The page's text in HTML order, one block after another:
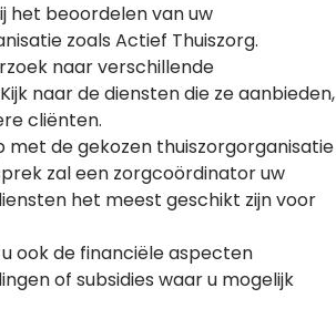
het beoordelen van uw
zoals Actief Thuiszorg.
naar verschillende
naar de diensten die ze aanbieden,
cliënten.
de gekozen thuiszorgorganisatie
zal een zorgcoördinator uw
het meest geschikt zijn voor
ook de financiële aspecten
of subsidies waar u mogelijk